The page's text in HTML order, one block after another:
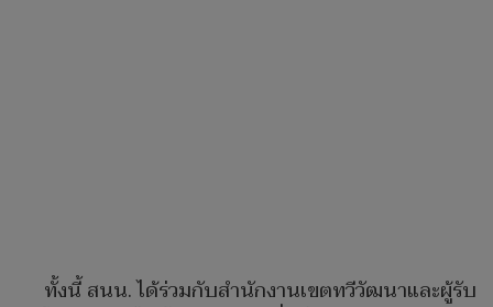
ทั้งนี้ สนน. ได้ร่วมกับสำนักงานเขตทวีวัฒนาและผู้รับ